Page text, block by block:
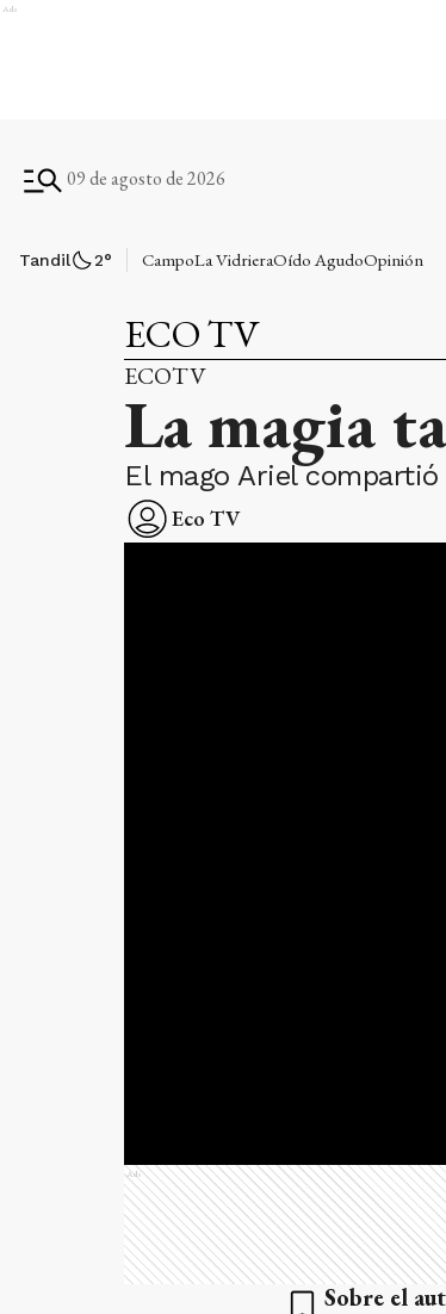
Ads
09 de agosto de 2026
Tandil 2° CampoLa VidrieraOído AgudoOpinión
ECO TV
ECOTV
La magia
El mago Ariel
Eco TV
Ads
Sobre el